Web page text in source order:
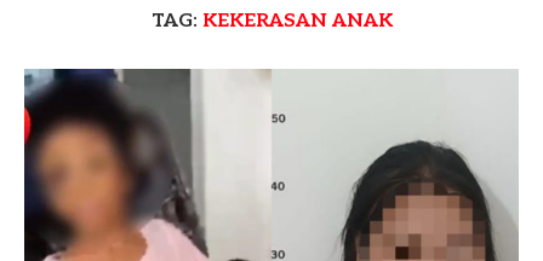
TAG: KEKERASAN ANAK